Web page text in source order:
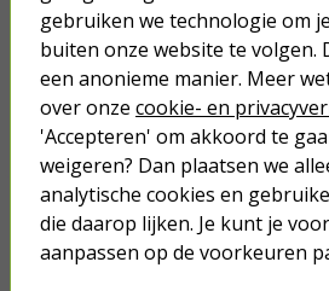
Je verwacht het niet
Wespenspray |
400 ml
10,95
gebruiken we technologie om
buiten onze website te volgen.
een anonieme manier. Meer
over onze cookie- en
'Accepteren' om akkoord te
weigeren? Dan plaatsen we
analytische cookies en
die daarop lijken. Je kunt je
aanpassen op de voorkeuren